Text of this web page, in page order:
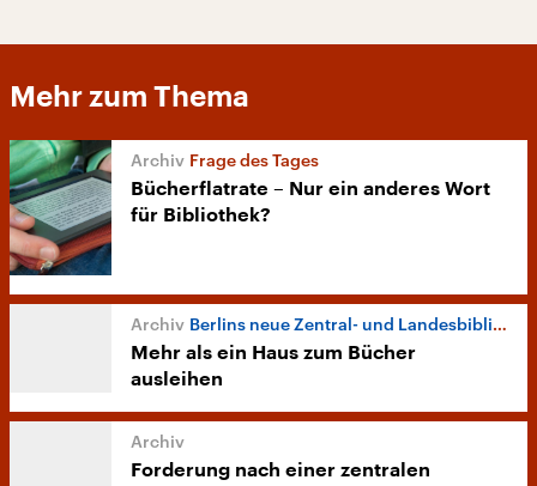
Mehr zum Thema
Frage des Tages
Bücherflatrate – Nur ein anderes Wort
für Bibliothek?
Berlins neue Zentral- und Landesbibliothek
Mehr als ein Haus zum Bücher
ausleihen
Forderung nach einer zentralen